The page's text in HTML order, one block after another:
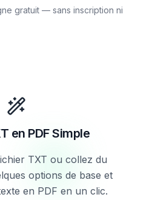
gratuit — sans inscription ni
en PDF Simple
TXT ou collez du
options de base et
en PDF en un clic.